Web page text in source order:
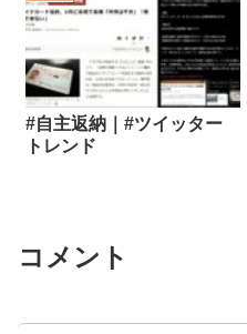
#自主返納｜#ツイッター
トレンド
コメント